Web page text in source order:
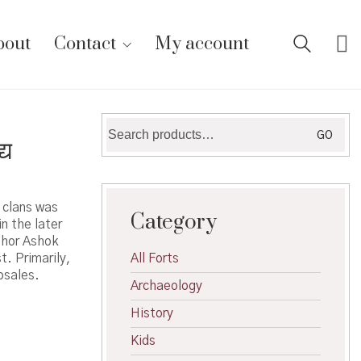
Contact My account
was
the later
Ashok
Primarily,
for:
GO
Category
All Forts
Archaeology
History
Kids